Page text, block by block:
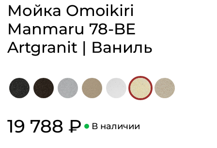
Мойка Omoikiri
Manmaru 78-BE
Artgranit | Ваниль
19 788 ₽ В наличии